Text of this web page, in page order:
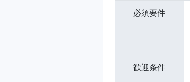
必須要件
歓迎条件